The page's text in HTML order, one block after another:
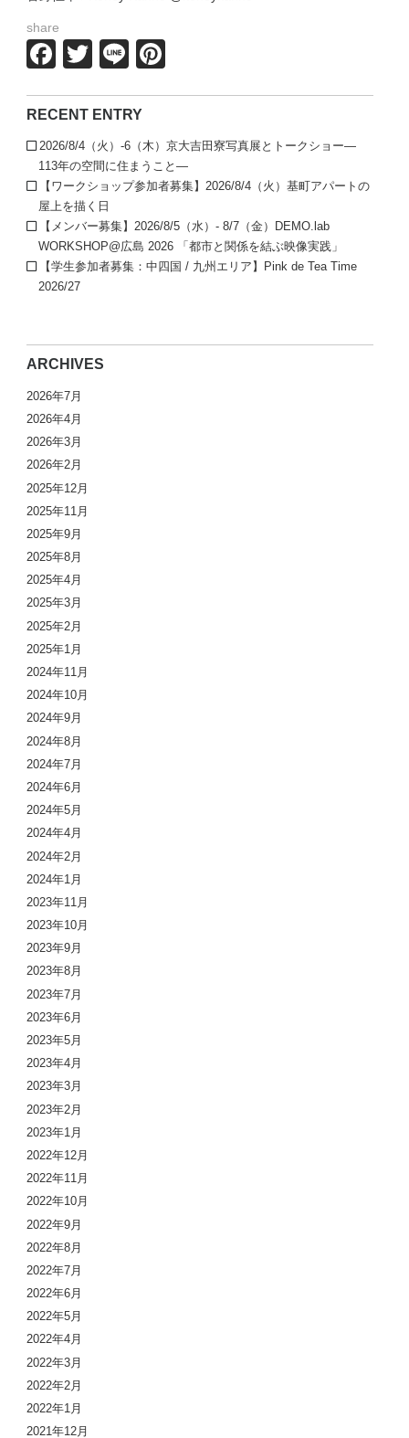
share
Facebook
Twitter
Line
RECENT ENTRY
2026/8/4（火）-6（木）京大吉田寮写真展とトークショー—
113年の空間に住まうこと—
【ワークショップ参加者募集】2026/8/4（火）基町アパートの
屋上を描く日
【メンバー募集】2026/8/5（水）- 8/7（金）DEMO.lab
WORKSHOP@広島 2026 「都市と関係を結ぶ映像実践」
【学生参加者募集：中四国 / 九州エリア】Pink de Tea Time
2026/27
ARCHIVES
2026年7月
2026年4月
2026年3月
2026年2月
2025年12月
2025年11月
2025年9月
2025年8月
2025年4月
2025年3月
2025年2月
2025年1月
2024年11月
2024年10月
2024年9月
2024年8月
2024年7月
2024年6月
2024年5月
2024年4月
2024年2月
2024年1月
2023年11月
2023年10月
2023年9月
2023年8月
2023年7月
2023年6月
2023年5月
2023年4月
2023年3月
2023年2月
2023年1月
2022年12月
2022年11月
2022年10月
2022年9月
2022年8月
2022年7月
2022年6月
2022年5月
2022年4月
2022年3月
2022年2月
2022年1月
2021年12月